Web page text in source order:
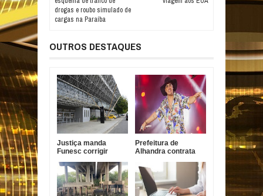
drogas e roubo simulado de
cargas na Paraíba
OUTROS DESTAQUES
Justiça manda
Funesc corrigir
incêndio em João
Pessoa
Prefeitura de
Alhandra contrata
por R$ 750 mil para
show da festa da
padroeira